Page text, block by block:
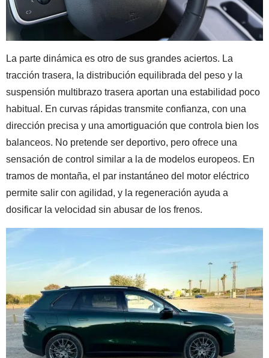
La parte dinámica es otro de sus grandes aciertos. La
tracción trasera, la distribución equilibrada del peso y la
suspensión multibrazo trasera aportan una estabilidad poco
habitual. En curvas rápidas transmite confianza, con una
dirección precisa y una amortiguación que controla bien los
balanceos. No pretende ser deportivo, pero ofrece una
sensación de control similar a la de modelos europeos. En
tramos de montaña, el par instantáneo del motor eléctrico
permite salir con agilidad, y la regeneración ayuda a
dosificar la velocidad sin abusar de los frenos.